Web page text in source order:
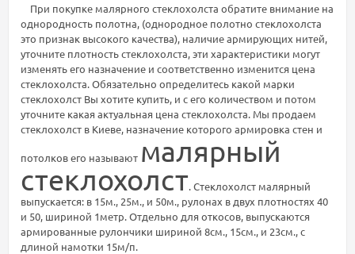
При покупке малярного стеклохолста обратите внимание на
однородность полотна, (однородное полотно стеклохолста
это признак высокого качества), наличие армирующих нитей,
уточните плотность стеклохолста, эти характеристики могут
изменять его назначение и соответственно изменится цена
стеклохолста. Обязательно определитесь какой марки
стеклохолст Вы хотите купить, и с его количеством и потом
уточните какая актуальная цена стеклохолста. Мы продаем
стеклохолст в Киеве, назначение которого армировка стен и
потолков его называют малярный
стеклохолст. Стеклохолст малярный
выпускается: в 15м., 25м., и 50м., рулонах в двух плотностях 40
и 50, шириной 1метр. Отдельно для откосов, выпускаются
армированные рулончики шириной 8см., 15см., и 23см., с
длиной намотки 15м/п.